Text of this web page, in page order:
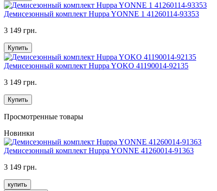
Демисезонный комплект Huppa YONNE 1 41260114-93353
3 149 грн.
Купить
Демисезонный комплект Huppa YOKO 41190014-92135
3 149 грн.
Купить
Просмотренные товары
Новинки
Демисезонный комплект Huppa YONNE 41260014-91363
3 149 грн.
купить